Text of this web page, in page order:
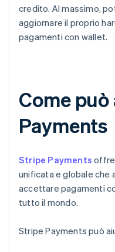
credito. Al massimo,
aggiornare il proprio
pagamenti con wallet.
Come
Payments
Stripe Payments offre
unificata e globale che
accettare pagamenti
tutto il mondo.
Stripe Payments può